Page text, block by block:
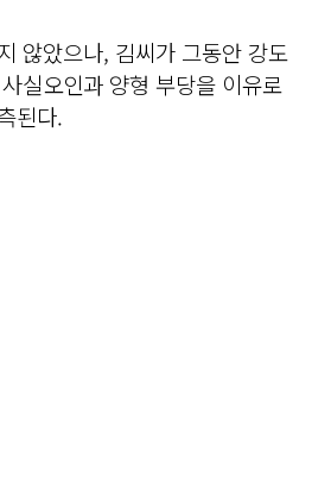
않았으나, 김씨가 그동안 강도
실오인과 양형 부당을 이유로
된다.